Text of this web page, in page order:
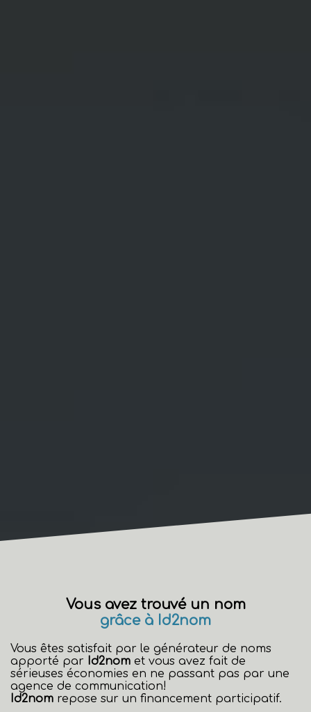
Vous avez trouvé un nom
grâce à Id2nom
Vous êtes satisfait par le générateur de noms
apporté par Id2nom et vous avez fait de
sérieuses économies en ne passant pas par une
agence de communication!
Id2nom repose sur un financement participatif.